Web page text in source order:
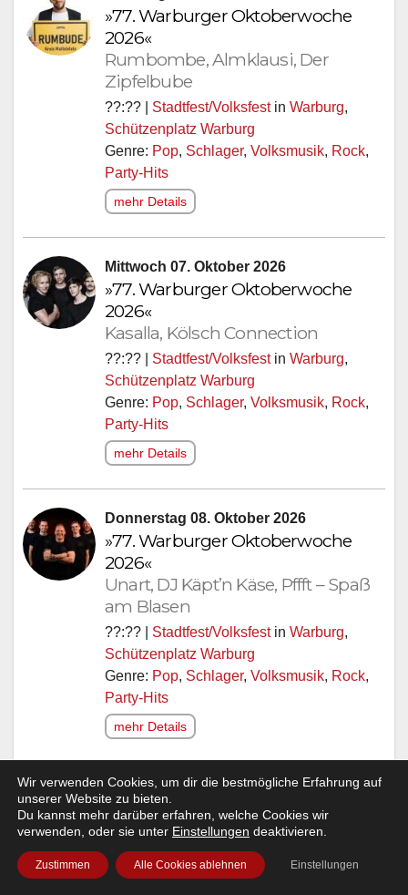
»77. Warburger Oktoberwoche
2026«
Rumbombe, Almklausi, Der
Zipfelbube
??:?? | Stadtfest/Volksfestin Warburg,
Schützenplatz Warburg
Genre: Pop, Schlager, Volksmusik, Rock,
Party-Hits
mehr Details
Mittwoch 07. Oktober 2026
»77. Warburger Oktoberwoche
2026«
Kasalla, Kölsch Connection
??:?? | Stadtfest/Volksfestin Warburg,
Schützenplatz Warburg
Genre: Pop, Schlager, Volksmusik, Rock,
Party-Hits
mehr Details
Donnerstag 08. Oktober 2026
»77. Warburger Oktoberwoche
2026«
Unart, DJ Käpt’n Käse, Pffft – Spaß
am Blasen
??:?? | Stadtfest/Volksfestin Warburg,
Schützenplatz Warburg
Genre: Pop, Schlager, Volksmusik, Rock,
Party-Hits
mehr Details
Freitag 09. Oktober 2026
»77. Warburger Oktoberwoche
2026«
Kraftstoff, DJ Flennis
??:?? |Stadtfest/Volksfest
Wir verwenden Cookies, um dir die bestmögliche Erfahrung auf
unserer Website zu bieten.
Du kannst mehr darüber erfahren, welche Cookies wir
verwenden, oder sie unter Einstellungen deaktivieren.
Zustimmen Alle Cookies ablehnen Einstellungen